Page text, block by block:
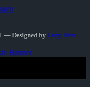
― Designed by Larry West
Banner